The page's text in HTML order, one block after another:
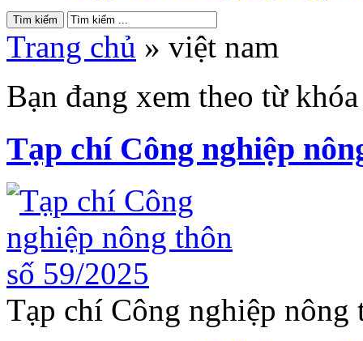
Trang chủ » việt nam
Bạn đang xem theo từ
Tạp chí Công nghiệp
Tạp chí Công nghiệp